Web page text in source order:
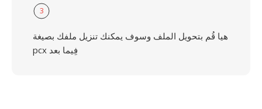
3
هيا قُم بتحويل الملف وسوف يمكنك تنزيل ملفك بصيغة
pcx فِيما بعد